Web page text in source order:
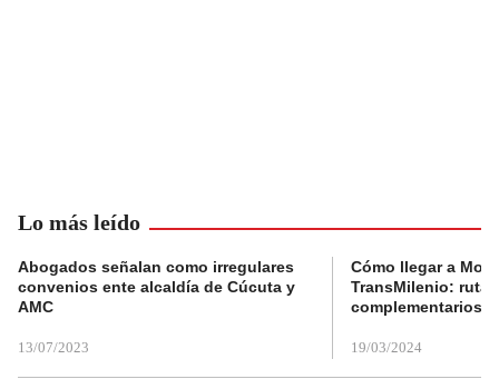
Lo más leído
Abogados señalan como irregulares
convenios ente alcaldía de Cúcuta y
AMC
13/07/2023
Cómo llegar a
TransMilenio:
complementarios
19/03/2024